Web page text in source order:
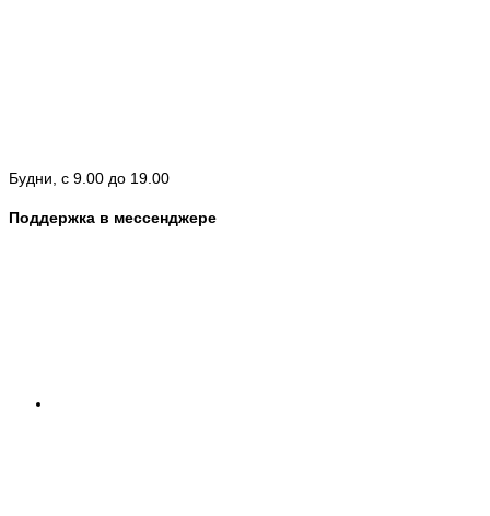
Будни, с 9.00 до 19.00
Поддержка в мессенджере